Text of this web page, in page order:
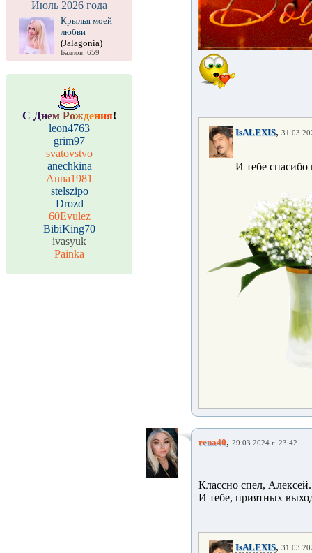
Июль 2026 года
Крылья моей
любви
(Jalagonia)
Баллов: 659
С Днем Рождения!
leon4763
grim97
svatovstvo
anechkina
Anna1981
stelszipo
Drozd
60Evulez
BibiKing70
ivasyuk
Painka
IsALEXIS,
И тебе
rena40, 29.03.2024 г. 23:42
Классно спел,
И тебе, приятных
IsALEXIS,